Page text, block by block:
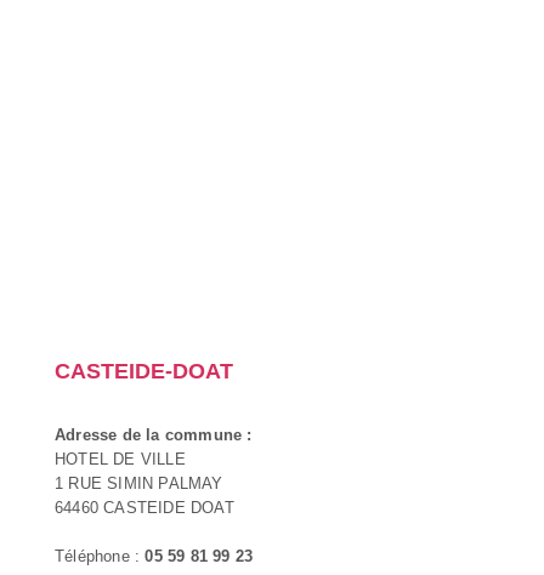
CASTEIDE-DOAT
Adresse de la commune :
HOTEL DE VILLE
1 RUE SIMIN PALMAY
64460 CASTEIDE DOAT
Téléphone :05 59 81 99 23